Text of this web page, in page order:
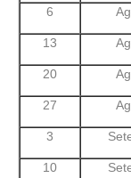
6
13
20
27
3
10